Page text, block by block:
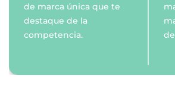
de marca única que te
destaque de la
competencia.